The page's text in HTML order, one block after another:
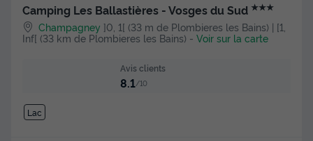
Camping Les Ballastières - Vosges du Sud ★★★
Champagney ]0, 1[ (33 m de Plombieres les Bains) | [1,
Inf[ (33 km de Plombieres les Bains) - Voir sur la carte
Avis clients
8.1/10
Lac